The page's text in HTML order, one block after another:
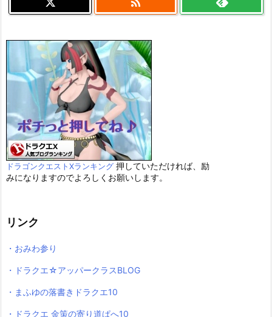
ドラゴンクエストXランキング 押していただければ、励
みになりますのでよろしくお願いします。
リンク
・おみわ参り
・ドラクエ☆アッパークラスBLOG
・まふゆの落書きドラクエ10
・ドラクエ 金策の寄り道ぱへ10